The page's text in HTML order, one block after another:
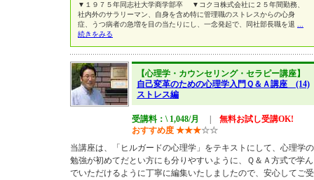
▼１９７５年同志社大学商学部卒 ▼コクヨ株式会社に２５年間勤務、
社内外のサラリーマン、自身を含め特に管理職のストレスからの心身
症、うつ病者の急増を目の当たりにし、一念発起で、同社部長職を退
続きをみる
【心理学・カウンセリング・セラピー講座】
自己変革のための心理学入門Ｑ＆Ａ講座 (14)
ストレス編
受講料：\ 1,048/月
無料お試し受講OK!
おすすめ度 ★★★☆☆
当講座は、「ヒルガードの心理学」をテキストにして、心理学の
勉強が初めてだとい方にも分りやすいように、Ｑ＆Ａ方式で学ん
でいただけるように丁寧に編集いたしましたので、安心してご受